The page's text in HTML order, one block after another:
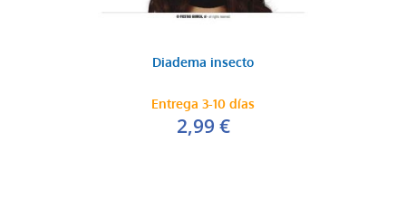
Diadema insecto
Entrega 3-10 días
2,99 €